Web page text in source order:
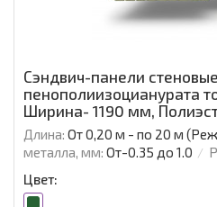
Сэндвич-панели
пенополиизоцианурата
Ширина- 1190 мм,
Длина: От 0,20 м - по 20 м
металла, мм: От-0.35 до 1.0
Цвет: